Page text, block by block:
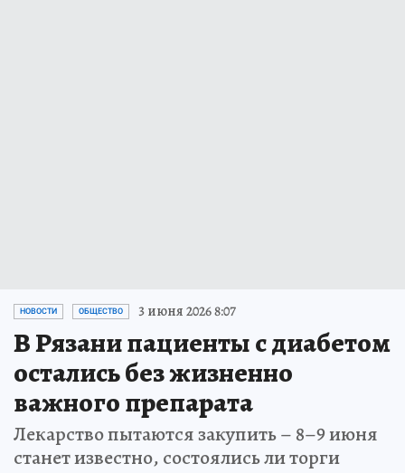
НОВОСТИ ОБЩЕСТВО 3 июня 2026 8:07
В Рязани пациенты с диабетом
остались без жизненно
важного препарата
Лекарство пытаются закупить – 8–9 июня
станет известно, состоялись ли торги